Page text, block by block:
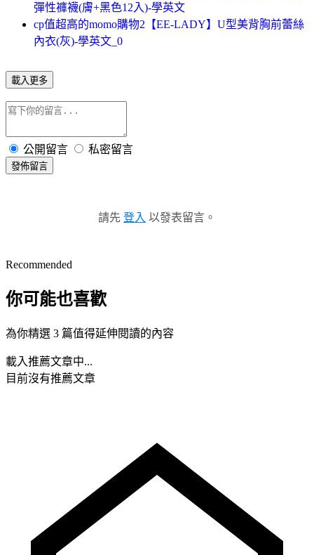
彈性褲襪(膚+黑色12入)-學英文
cp值超高的momo購物2【EE-LADY】U型美背胸前蕾絲
內衣(灰)-學英文_0
載入更多
公開留言 私密留言
發佈留言
請先 登入 以發表留言。
Recommended
你可能也喜歡
為你精選 3 篇值得延伸閱讀的內容
載入推薦文章中...
目前沒有推薦文章